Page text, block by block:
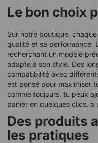
Le bon choix
Sur notre boutique,
qualité et sa performance.
recherchant un modèle
adapté à son style. Des
compatibilité avec
est pensé pour maximiser
comme toujours, tu peux
panier en quelques clics, à
Des produits
les pratiques